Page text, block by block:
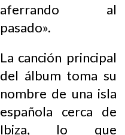
aferrando al
pasado».
La canción principal
del álbum toma su
nombre de una isla
española cerca de
Ibiza, lo que